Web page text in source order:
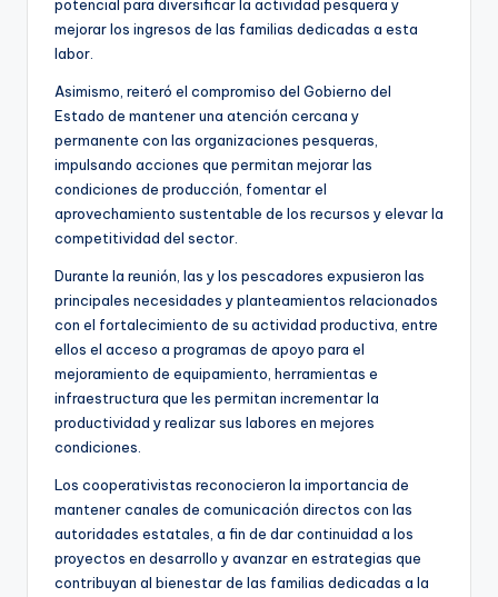
potencial para diversificar la actividad pesquera y
mejorar los ingresos de las familias dedicadas a esta
labor.
Asimismo, reiteró el compromiso del Gobierno del
Estado de mantener una atención cercana y
permanente con las organizaciones pesqueras,
impulsando acciones que permitan mejorar las
condiciones de producción, fomentar el
aprovechamiento sustentable de los recursos y elevar la
competitividad del sector.
Durante la reunión, las y los pescadores expusieron las
principales necesidades y planteamientos relacionados
con el fortalecimiento de su actividad productiva, entre
ellos el acceso a programas de apoyo para el
mejoramiento de equipamiento, herramientas e
infraestructura que les permitan incrementar la
productividad y realizar sus labores en mejores
condiciones.
Los cooperativistas reconocieron la importancia de
mantener canales de comunicación directos con las
autoridades estatales, a fin de dar continuidad a los
proyectos en desarrollo y avanzar en estrategias que
contribuyan al bienestar de las familias dedicadas a la